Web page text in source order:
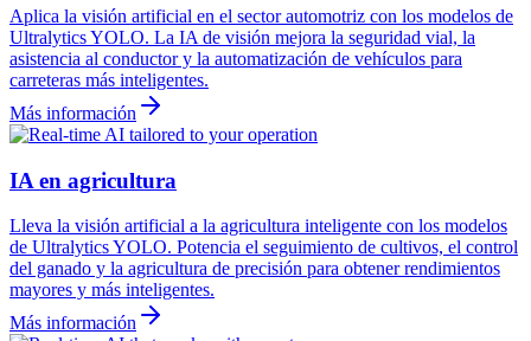
Aplica la visión artificial en el sector automotriz con los modelos de
Ultralytics YOLO. La IA de visión mejora la seguridad vial, la
asistencia al conductor y la automatización de vehículos para
carreteras más inteligentes.
Más información
IA en agricultura
Lleva la visión artificial a la agricultura inteligente con los modelos
de Ultralytics YOLO. Potencia el seguimiento de cultivos, el control
del ganado y la agricultura de precisión para obtener rendimientos
mayores y más inteligentes.
Más información